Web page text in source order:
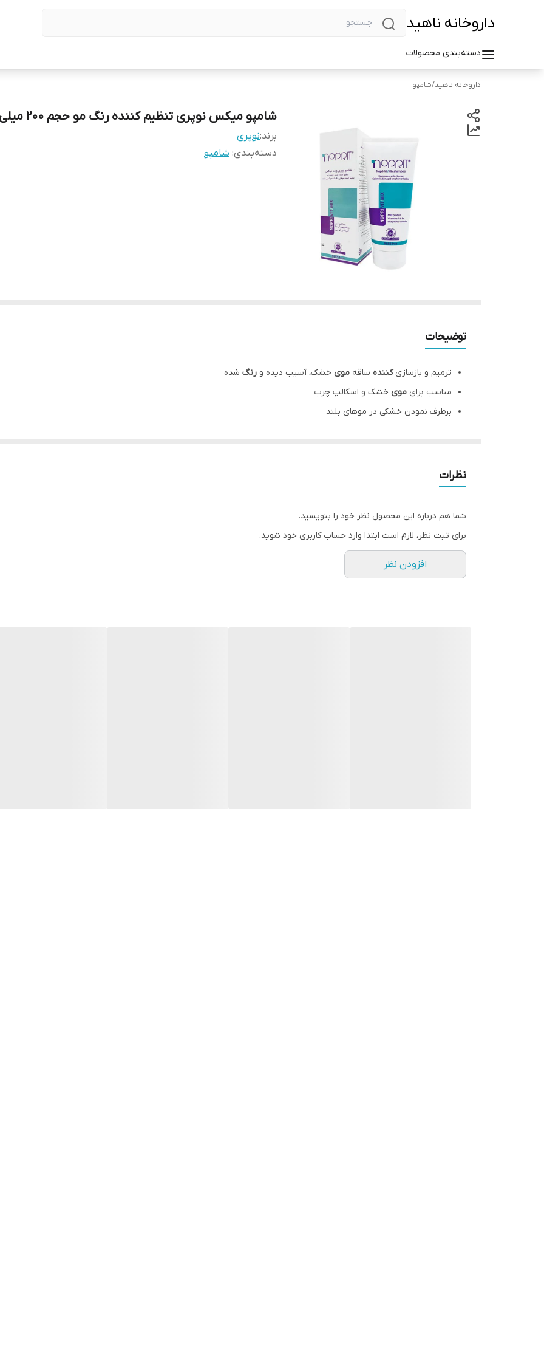
داروخانه ناهید
دسته‌بندی محصولات
داروخانه ناهید/شامپو
شامپو میکس نوپری تنظیم کننده رنگ مو حجم 200 میلی لیتر
برند:نوپری
دسته‌بندی: شامپو
توضیحات
ترمیم و بازسازیکننده ساقه موی خشک، آسیب دیده و رنگ شده
مناسب برای موی خشک و اسکالپ چرب
برطرف نمودن خشکی در موهای بلند
تنظیم
تغذیه و تقویت
نظرات
شما هم درباره این محصول نظر خود را بنویسید.
برای ثبت نظر، لازم است ابتدا وارد حساب کاربری خود شوید.
افزودن نظر